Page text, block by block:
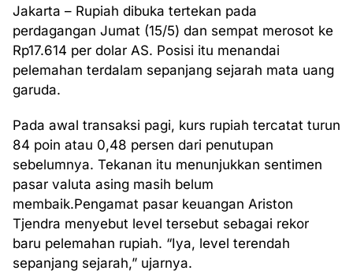
Jakarta – Rupiah dibuka tertekan pada
perdagangan Jumat (15/5) dan sempat merosot ke
Rp17.614 per dolar AS. Posisi itu menandai
pelemahan terdalam sepanjang sejarah mata uang
garuda.
Pada awal transaksi pagi, kurs rupiah tercatat turun
84 poin atau 0,48 persen dari penutupan
sebelumnya. Tekanan itu menunjukkan sentimen
pasar valuta asing masih belum
membaik.Pengamat pasar keuangan Ariston
Tjendra menyebut level tersebut sebagai rekor
baru pelemahan rupiah. “Iya, level terendah
sepanjang sejarah,” ujarnya.